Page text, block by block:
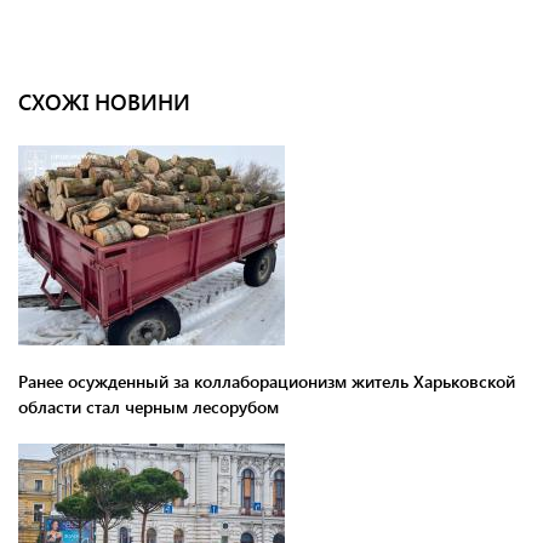
СХОЖІ НОВИНИ
Ранее осужденный за коллаборационизм житель Харьковской
области стал черным лесорубом